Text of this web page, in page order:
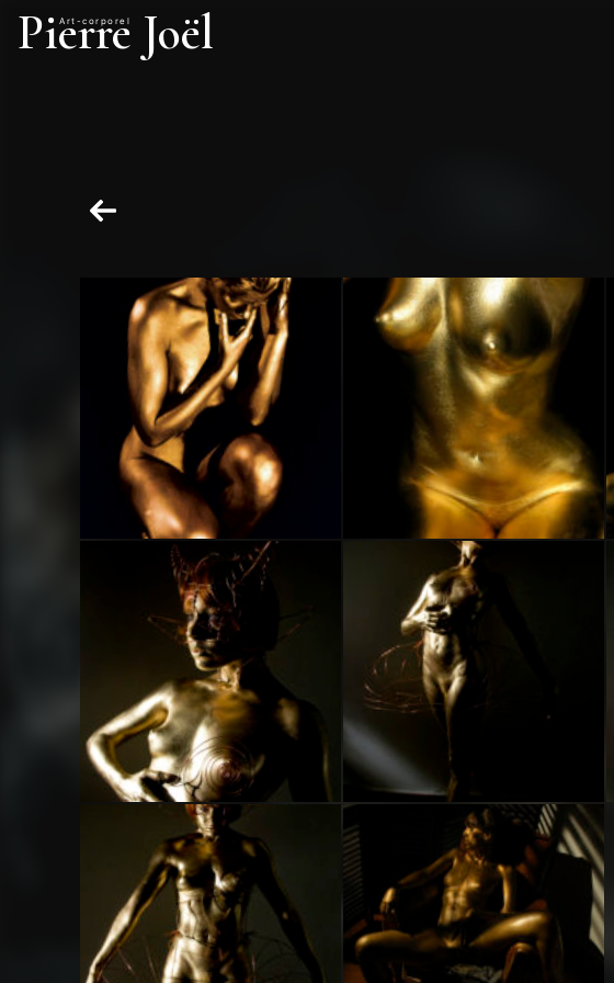
Pierre Joël
Art-corporel